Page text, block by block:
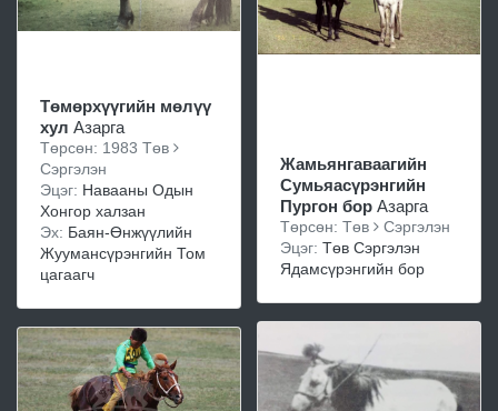
Төмөрхүүгийн мөлүү
хул Азарга
Төрсөн: 1983 Төв
Сэргэлэн
Эцэг: Навааны Одын
Хонгор халзан
Эх: Баян-Өнжүүлийн
Жуумансүрэнгийн Том
цагаагч
Жамьянгаваагийн
Сумьяасүрэнгийн
Пургон бор Азарга
Төрсөн: Төв
Сэргэлэн
Эцэг: Төв Сэргэлэн
Ядамсүрэнгийн бор